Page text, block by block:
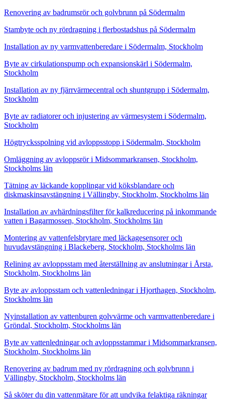
Renovering av badrumsrör och golvbrunn på Södermalm
Stambyte och ny rördragning i flerbostadshus på Södermalm
Installation av ny varmvattenberedare i Södermalm, Stockholm
Byte av cirkulationspump och expansionskärl i Södermalm,
Stockholm
Installation av ny fjärrvärmecentral och shuntgrupp i Södermalm,
Stockholm
Byte av radiatorer och injustering av värmesystem i Södermalm,
Stockholm
Högtrycksspolning vid avloppsstopp i Södermalm, Stockholm
Omläggning av avloppsrör i Midsommarkransen, Stockholm,
Stockholms län
Tätning av läckande kopplingar vid köksblandare och
diskmaskinsavstängning i Vällingby, Stockholm, Stockholms län
Installation av avhärdningsfilter för kalkreducering på inkommande
vatten i Bagarmossen, Stockholm, Stockholms län
Montering av vattenfelsbrytare med läckagesensorer och
huvudavstängning i Blackeberg, Stockholm, Stockholms län
Relining av avloppsstam med återställning av anslutningar i Årsta,
Stockholm, Stockholms län
Byte av avloppsstam och vattenledningar i Hjorthagen, Stockholm,
Stockholms län
Nyinstallation av vattenburen golvvärme och varmvattenberedare i
Gröndal, Stockholm, Stockholms län
Byte av vattenledningar och avloppsstammar i Midsommarkransen,
Stockholm, Stockholms län
Renovering av badrum med ny rördragning och golvbrunn i
Vällingby, Stockholm, Stockholms län
Så sköter du din vattenmätare för att undvika felaktiga räkningar